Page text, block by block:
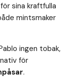
sina kraftfulla
mintsmaker
ingen tobak,
för
.